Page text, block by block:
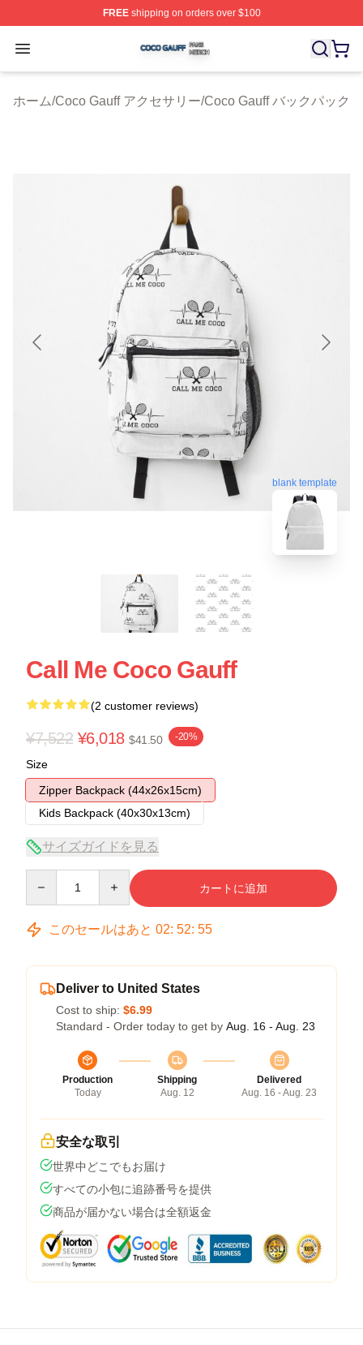
FREEshipping on orders over $100
Open menu
Coco Gauff Shop ⚡️ Officially Licensed Coco Gauff
ホーム/Coco Gauff アクセサリー/Coco Gauff バックパック
blank template
Call Me Coco Gauff
(2 customer reviews)
¥7,522 ¥6,018 $41.50 -20%
Size
Zipper Backpack (44x26x15cm)
Kids Backpack (40x30x13cm)
サイズガイドを見る
カートに追加
このセールはあと 02: 52: 54
Deliver to United States
Cost to ship: $6.99
Standard - Order today to get by Aug. 16 - Aug. 23
Production
Today
Shipping
Aug. 12
Delivered
Aug. 16 - Aug. 23
安全な取引
世界中どこでもお届け
すべての小包に追跡番号を提供
商品が届かない場合は全額返金